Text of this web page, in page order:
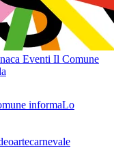
Eventi Il Comune
informaLo
artecarnevale